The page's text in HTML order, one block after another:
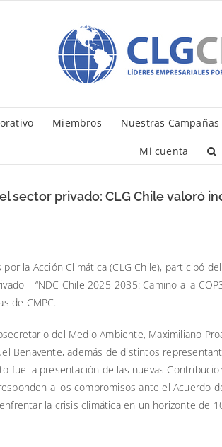
Miembros Nuestras Campañas
Mi cuenta
sector privado: CLG Chile valoró
la Acción Climática (CLG Chile), participó del
– “NDC Chile 2025-2035: Camino a la
de CMPC.
del Medio Ambiente, Maximiliano
Benavente, además de distintos
fue la presentación de las nuevas
a los compromisos ante el Acuerdo
la crisis climática en un horizonte de